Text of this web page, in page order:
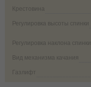
Крестовина
Регулировка высоты спинки
Регулировка наклона спинки
Вид механизма качания
Газлифт